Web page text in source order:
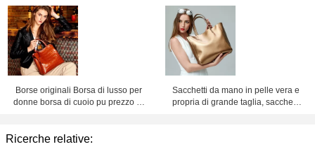
catena, borsa a tracolla, prezzo di
fabbrica Shenzhen Lily Cheng
Borse originali Borsa di lusso per
donne borsa di cuoio pu prezzo di
Sacchetti da mano in pelle vera e
propria di grande taglia, sacchetti
Ricerche relative: